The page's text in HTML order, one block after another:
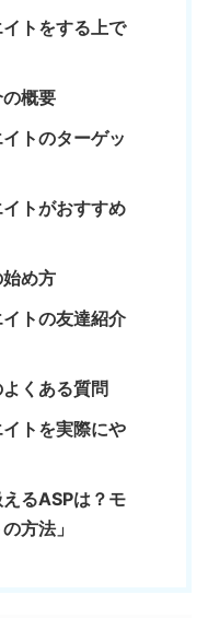
トをする上で
の概要
トのターゲッ
トがおすすめ
始め方
トの友達紹介
くある質問
トを実際にや
るASPは？モ
方法」